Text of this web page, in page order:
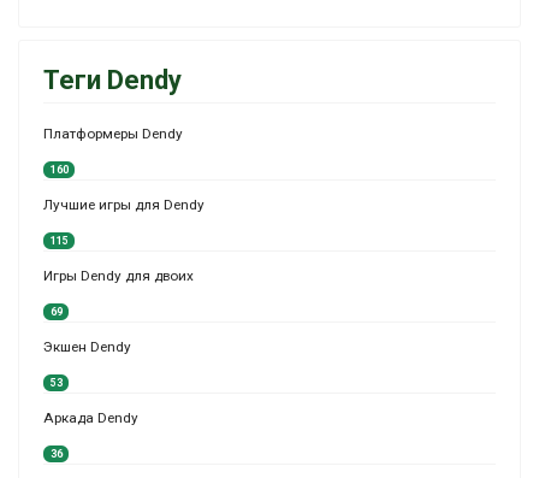
Теги Dendy
Платформеры Dendy
160
Лучшие игры для Dendy
115
Игры Dendy для двоих
69
Экшен Dendy
53
Аркада Dendy
36